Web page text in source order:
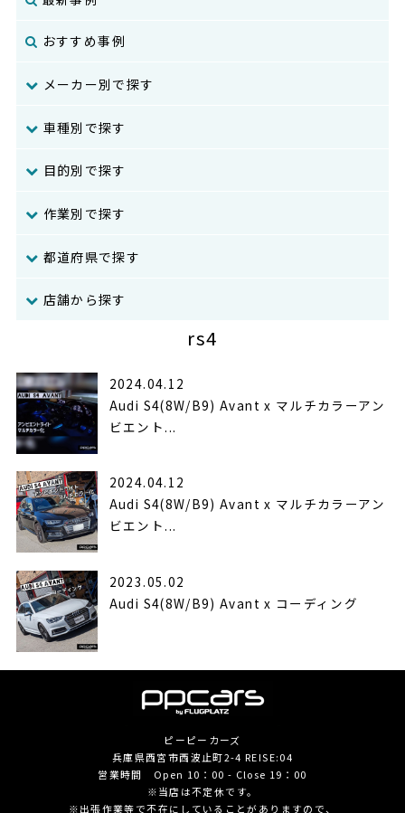
おすすめ事例
メーカー別で探す
車種別で探す
目的別で探す
作業別で探す
都道府県で探す
店舗から探す
rs4
2024.04.12
Audi S4(8W/B9) Avant x マルチカラーアン
ビエント...
2024.04.12
Audi S4(8W/B9) Avant x マルチカラーアン
ビエント...
2023.05.02
Audi S4(8W/B9) Avant x コーディング
ピーピーカーズ
兵庫県西宮市西波止町2-4 REISE:04
営業時間 Open 10：00 - Close 19：00
※当店は不定休です。
※出張作業等で不在にしていることがありますので、